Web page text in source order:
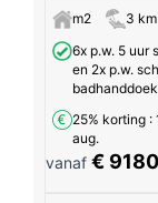
m2
3
6x p.w. 5 uur
en 2x p.w.
25% korting :
aug.
vanaf € 9180